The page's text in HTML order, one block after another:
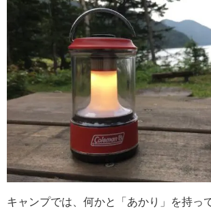
キャンプでは、何かと「あかり」を持っ